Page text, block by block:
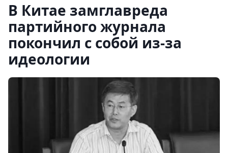
В Китае замглавреда
партийного журнала
покончил с собой из-за
идеологии